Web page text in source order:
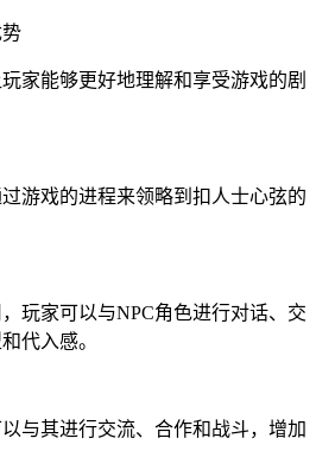
家能够更好地理解和享受游戏的剧
游戏的进程来领略到扣人士心弦的
玩家可以与NPC角色进行对话、交
代入感。
与其进行交流、合作和战斗，增加